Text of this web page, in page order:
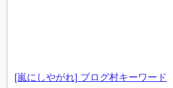
[嵐にしやがれ] ブログ村キーワード